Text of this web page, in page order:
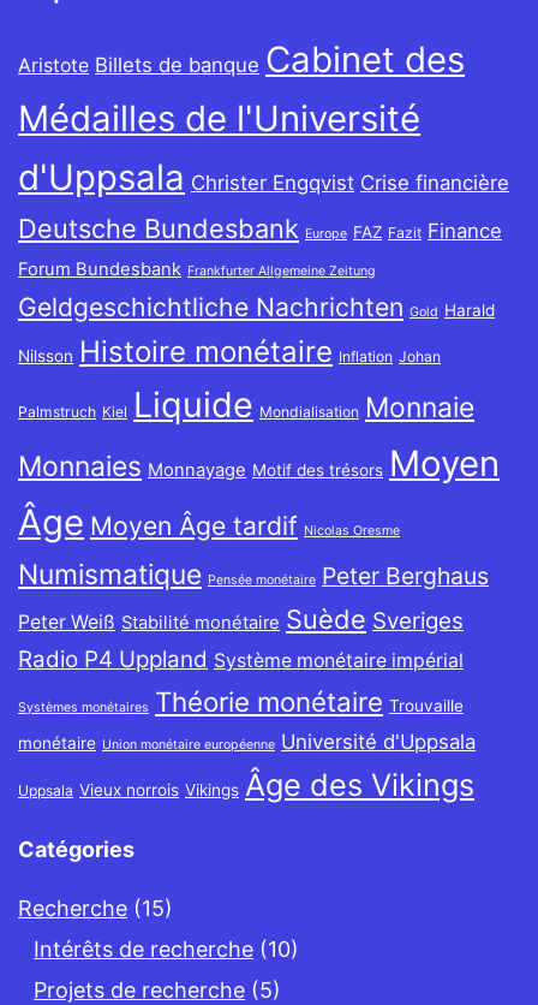
Aristote Billets de banque Cabinet des
Médailles de l'Université
d'Uppsala Christer Engqvist Crise financière
Deutsche Bundesbank Europe FAZ Fazit Finance
Forum Bundesbank Frankfurter Allgemeine Zeitung
Geldgeschichtliche Nachrichten Gold Harald
Nilsson Histoire monétaire Inflation Johan
Palmstruch Kiel Liquide Mondialisation Monnaie
Monnaies Monnayage Motif des trésors Moyen
Âge Moyen Âge tardif Nicolas Oresme
Numismatique Pensée monétaire Peter Berghaus
Peter Weiß Stabilité monétaire Suède Sveriges
Radio P4 Uppland Système monétaire impérial
Systèmes monétaires Théorie monétaire Trouvaille
monétaire Union monétaire européenne Université d'Uppsala
Uppsala Vieux norrois Vikings Âge des Vikings
Catégories
Recherche (15)
Intérêts de recherche (10)
Projets de recherche (5)